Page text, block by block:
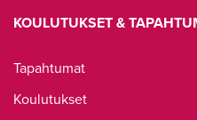
KOULUTUKSET &
Tapahtumat
Koulutukset